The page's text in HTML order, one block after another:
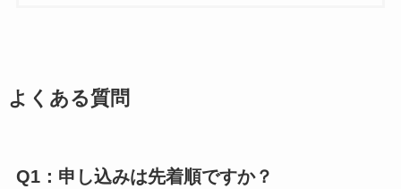
よくある質問
Q1：申し込みは先着順ですか？